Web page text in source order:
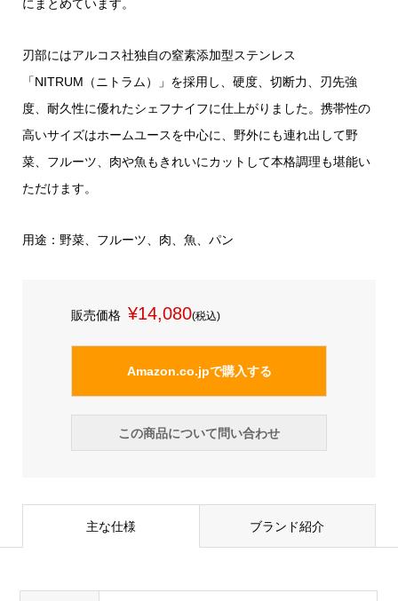
にまとめています。
刃部にはアルコス社独自の窒素添加型ステンレス
「NITRUM（ニトラム）」を採用し、硬度、切断力、刃先強
度、耐久性に優れたシェフナイフに仕上がりました。携帯性の
高いサイズはホームユースを中心に、野外にも連れ出して野
菜、フルーツ、肉や魚もきれいにカットして本格調理も堪能い
ただけます。
用途：野菜、フルーツ、肉、魚、パン
販売価格 ¥14,080(税込)
Amazon.co.jpで購入する
この商品について問い合わせ
主な仕様 ブランド紹介